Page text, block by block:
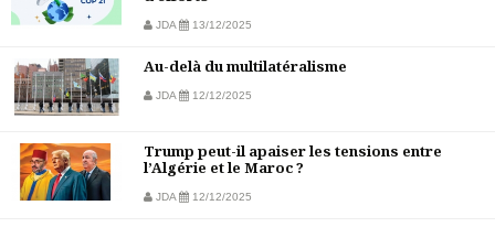
JDA 13/12/2025
Au-delà du multilatéralisme
JDA 12/12/2025
Trump peut-il apaiser les tensions entre
l’Algérie et le Maroc ?
JDA 12/12/2025